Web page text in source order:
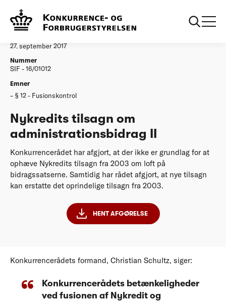
Afgørelser
27. september 2017
Nummer
SIF - 16/01012
Emner
§ 12 - Fusionskontrol
Nykredits tilsagn om
administrationsbidrag II
Konkurrencerådet har afgjort, at der ikke er grundlag for at
ophæve Nykredits tilsagn fra 2003 om loft på
bidragssatserne. Samtidig har rådet afgjort, at nye tilsagn
kan erstatte det oprindelige tilsagn fra 2003.
HENT AFGØRELSE
Konkurrencerådets formand, Christian Schultz, siger:
Konkurrencerådets betænkeligheder
ved fusionen af Nykredit og